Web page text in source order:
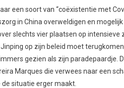
een soort van “coëxistentie met
in China overweldigen en
slechts vier plaatsen op
op zijn beleid moet
gezien als zijn paradepaardje.
Marques die verwees naar een
situatie erger maakt.